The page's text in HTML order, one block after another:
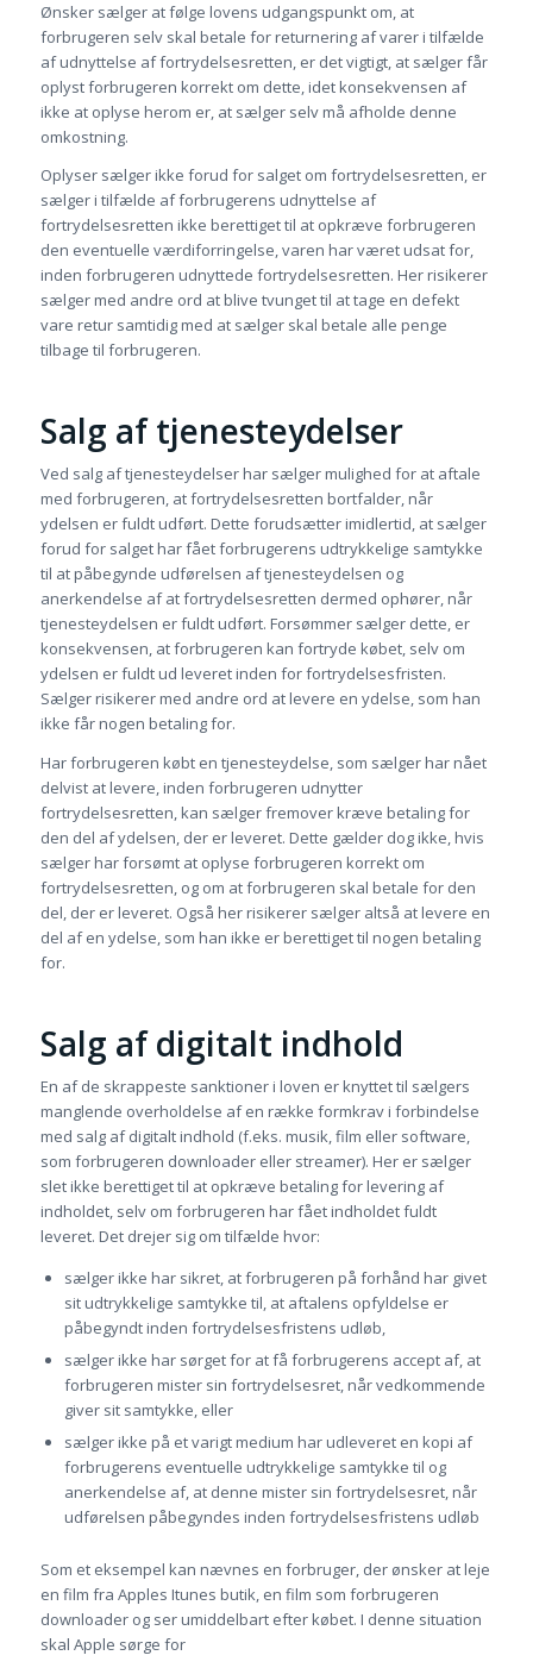
Ønsker sælger at følge lovens udgangspunkt om, at
forbrugeren selv skal betale for returnering af varer i tilfælde
af udnyttelse af fortrydelsesretten, er det vigtigt, at sælger får
oplyst forbrugeren korrekt om dette, idet konsekvensen af
ikke at oplyse herom er, at sælger selv må afholde denne
omkostning.
Oplyser sælger ikke forud for salget om fortrydelsesretten, er
sælger i tilfælde af forbrugerens udnyttelse af
fortrydelsesretten ikke berettiget til at opkræve forbrugeren
den eventuelle værdiforringelse, varen har været udsat for,
inden forbrugeren udnyttede fortrydelsesretten. Her risikerer
sælger med andre ord at blive tvunget til at tage en defekt
vare retur samtidig med at sælger skal betale alle penge
tilbage til forbrugeren.
Salg af tjenesteydelser
Ved salg af tjenesteydelser har sælger mulighed for at aftale
med forbrugeren, at fortrydelsesretten bortfalder, når
ydelsen er fuldt udført. Dette forudsætter imidlertid, at sælger
forud for salget har fået forbrugerens udtrykkelige samtykke
til at påbegynde udførelsen af tjenesteydelsen og
anerkendelse af at fortrydelsesretten dermed ophører, når
tjenesteydelsen er fuldt udført. Forsømmer sælger dette, er
konsekvensen, at forbrugeren kan fortryde købet, selv om
ydelsen er fuldt ud leveret inden for fortrydelsesfristen.
Sælger risikerer med andre ord at levere en ydelse, som han
ikke får nogen betaling for.
Har forbrugeren købt en tjenesteydelse, som sælger har nået
delvist at levere, inden forbrugeren udnytter
fortrydelsesretten, kan sælger fremover kræve betaling for
den del af ydelsen, der er leveret. Dette gælder dog ikke, hvis
sælger har forsømt at oplyse forbrugeren korrekt om
fortrydelsesretten, og om at forbrugeren skal betale for den
del, der er leveret. Også her risikerer sælger altså at levere en
del af en ydelse, som han ikke er berettiget til nogen betaling
for.
Salg af digitalt indhold
En af de skrappeste sanktioner i loven er knyttet til sælgers
manglende overholdelse af en række formkrav i forbindelse
med salg af digitalt indhold (f.eks. musik, film eller software,
som forbrugeren downloader eller streamer). Her er sælger
slet ikke berettiget til at opkræve betaling for levering af
indholdet, selv om forbrugeren har fået indholdet fuldt
leveret. Det drejer sig om tilfælde hvor:
sælger ikke har sikret, at forbrugeren på forhånd har givet
sit udtrykkelige samtykke til, at aftalens opfyldelse er
påbegyndt inden fortrydelsesfristens udløb,
sælger ikke har sørget for at få forbrugerens accept af, at
forbrugeren mister sin fortrydelsesret, når vedkommende
giver sit samtykke, eller
sælger ikke på et varigt medium har udleveret en kopi af
forbrugerens eventuelle udtrykkelige samtykke til og
anerkendelse af, at denne mister sin fortrydelsesret, når
udførelsen påbegyndes inden fortrydelsesfristens udløb
Som et eksempel kan nævnes en forbruger, der ønsker at leje
en film fra Apples Itunes butik, en film som forbrugeren
downloader og ser umiddelbart efter købet. I denne situation
skal Apple sørge for